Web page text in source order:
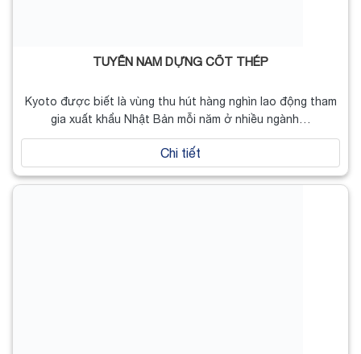
TUYỂN NAM DỰNG CỐT THÉP
Kyoto được biết là vùng thu hút hàng nghìn lao động tham
gia xuất khẩu Nhật Bản mỗi năm ở nhiều ngành…
Chi tiết